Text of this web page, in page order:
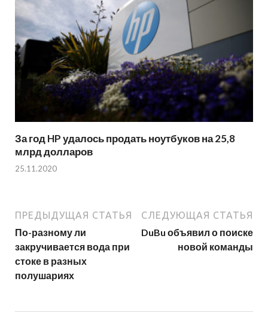
За год HP удалось продать ноутбуков на 25,8
млрд долларов
25.11.2020
ПРЕДЫДУЩАЯ СТАТЬЯ
По-разному ли
закручивается вода при
стоке в разных
полушариях
СЛЕДУЮЩАЯ СТАТЬЯ
DuBu объявил о поиске
новой команды